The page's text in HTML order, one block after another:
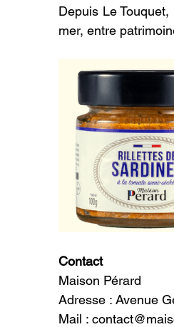
Depuis Le
mer, entre
Contact
Maison Pérard
Adresse : Avenue
Mail :